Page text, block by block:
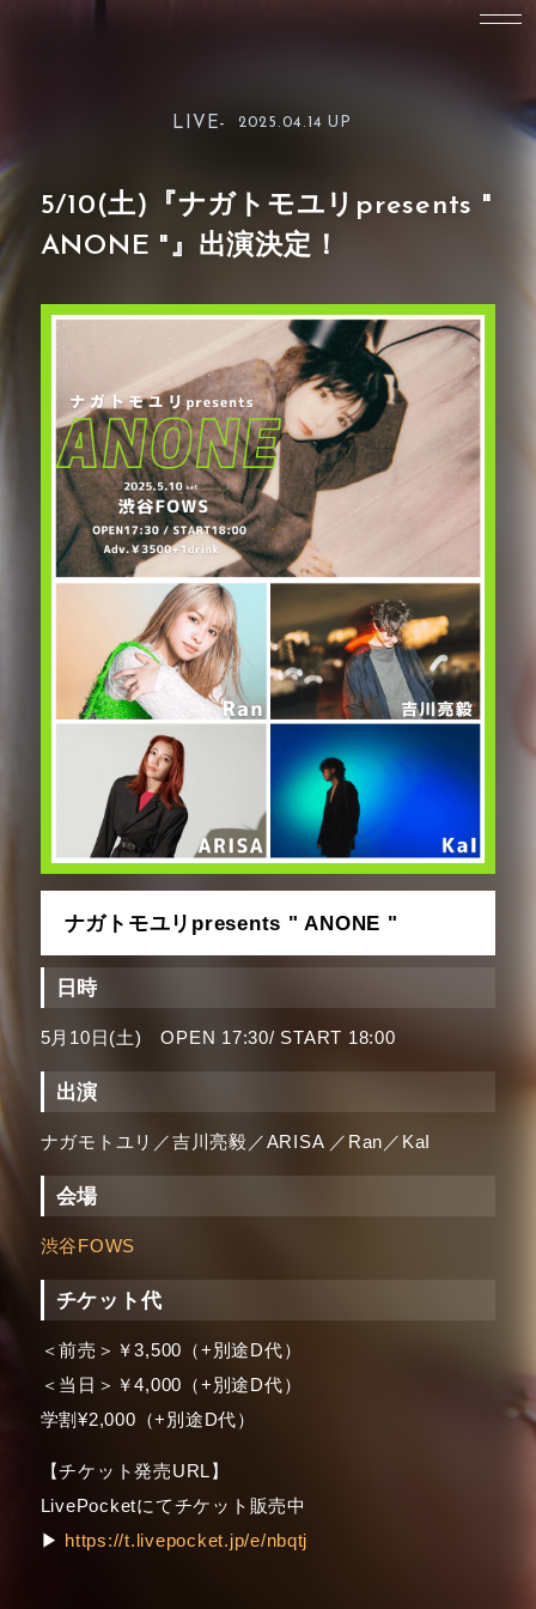
LIVE- 2025.04.14 UP
5/10(土)『ナガトモユリpresents "
ANONE "』出演決定！
ナガトモユリpresents " ANONE "
日時
5月10日(土) OPEN 17:30/ START 18:00
出演
ナガモトユリ／吉川亮毅／ARISA ／Ran／KaI
会場
渋谷FOWS
チケット代
＜前売＞￥3,500（+別途D代）
＜当日＞￥4,000（+別途D代）
学割¥2,000（+別途D代）
【チケット発売URL】
LivePocketにてチケット販売中
▶ https://t.livepocket.jp/e/nbqtj